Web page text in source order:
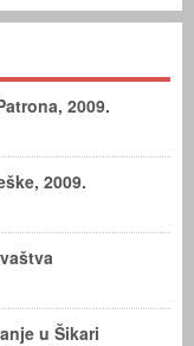
2009.
2009.
u Šikari